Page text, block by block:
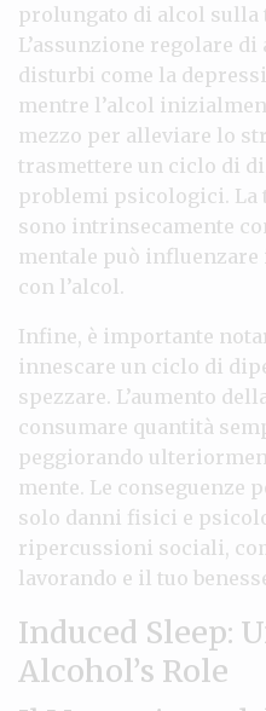
prolungato di alcol sulla
L’assunzione regolare
disturbi come la
mentre l’alcol
mezzo per alleviare lo
trasmettere un ciclo di
problemi psicologici. La
sono intrinsecamente
mentale può
con l’alcol.
Infine, è importante
innescare un ciclo di
spezzare. L’aumento
consumare quantità
peggiorando
mente. Le conseguenze
solo danni fisici e
ripercussioni sociali,
lavorando e il tuo
Induced Sleep:
Alcohol’s Role